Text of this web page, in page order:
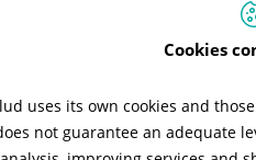
Cookies
uses its own cookies and
not guarantee an adequate